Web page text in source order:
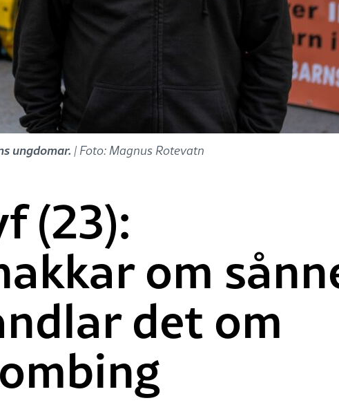
ungdomar.| Foto: Magnus Rotevatn
(23):
om
det om